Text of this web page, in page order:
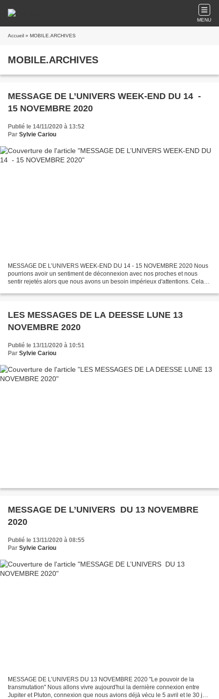
MENU
Accueil » MOBILE.ARCHIVES
MOBILE.ARCHIVES
MESSAGE DE L’UNIVERS WEEK-END DU 14 -
15 NOVEMBRE 2020
Publié le 14/11/2020 à 13:52
Par Sylvie Cariou
MESSAGE DE L’UNIVERS WEEK-END DU 14 - 15 NOVEMBRE 2020 Nous
pourrions avoir un sentiment de déconnexion avec nos proches et nous
sentir rejetés alors que nous avons un besoin impérieux d'attentions. Cela
LES MESSAGES DE LA DEESSE LUNE 13
NOVEMBRE 2020
Publié le 13/11/2020 à 10:51
Par Sylvie Cariou
MESSAGE DE L’UNIVERS DU 13 NOVEMBRE
2020
Publié le 13/11/2020 à 08:55
Par Sylvie Cariou
MESSAGE DE L’UNIVERS DU 13 NOVEMBRE 2020 "Le pouvoir de la
transmutation" Nous allons vivre aujourd'hui la dernière connexion entre
Jupiter et Pluton, connexion que nous avions déjà vécu le 5 avril et le 30 juin